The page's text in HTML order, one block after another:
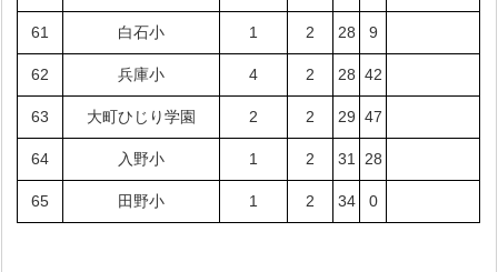
61 白石小 1 2 28 9
62 兵庫小 4 2 28 42
63 大町ひじり学園 2 2 29 47
64 入野小 1 2 31 28
65 田野小 1 2 34 0